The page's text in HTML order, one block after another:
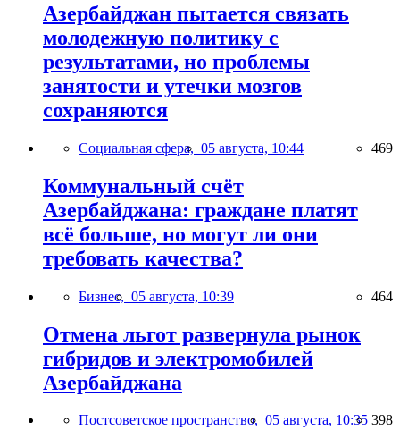
Азербайджан пытается связать
молодежную политику с
результатами, но проблемы
занятости и утечки мозгов
сохраняются
Социальная сфера, 05 августа, 10:44 469
Коммунальный счёт
Азербайджана: граждане платят
всё больше, но могут ли они
требовать качества?
Бизнес, 05 августа, 10:39 464
Отмена льгот развернула рынок
гибридов и электромобилей
Азербайджана
Постсоветское пространство, 05 августа, 10:35 398